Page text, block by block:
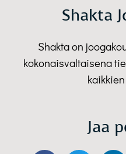
Shakta
Shakta on
kokonaisvaltaisena
Jaa